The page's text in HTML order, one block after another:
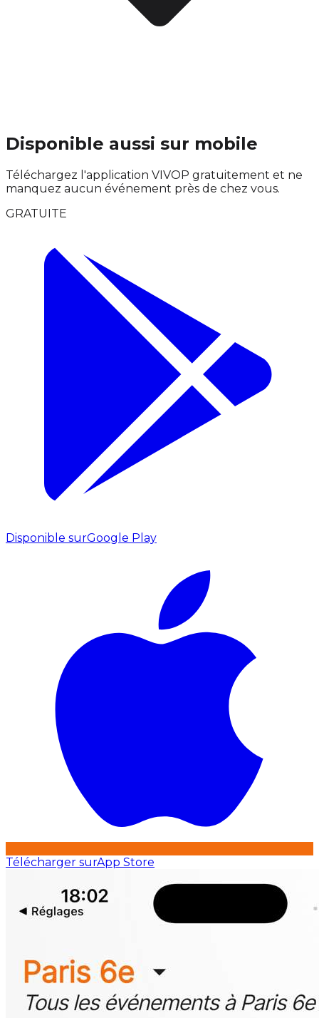
Disponible aussi sur mobile
Téléchargez l'application VIVOP gratuitement et ne
manquez aucun événement près de chez vous.
GRATUITE
Disponible surGoogle Play
Télécharger surApp Store